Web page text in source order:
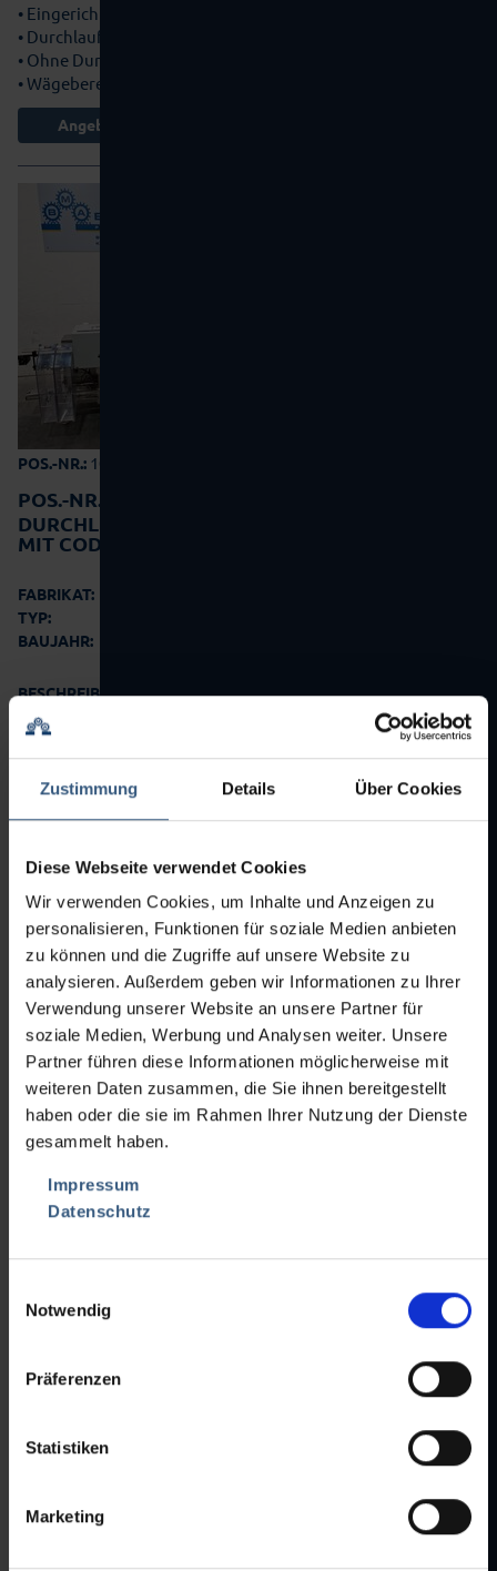
Zustimmung Details Über Cookies
Diese Webseite verwendet Cookies
Wir verwenden Cookies, um Inhalte und Anzeigen zu
personalisieren, Funktionen für soziale Medien anbieten
zu können und die Zugriffe auf unsere Website zu
analysieren. Außerdem geben wir Informationen zu Ihrer
Verwendung unserer Website an unsere Partner für
soziale Medien, Werbung und Analysen weiter. Unsere
Partner führen diese Informationen möglicherweise mit
weiteren Daten zusammen, die Sie ihnen bereitgestellt
haben oder die sie im Rahmen Ihrer Nutzung der Dienste
gesammelt haben.
Impressum
Datenschutz
Notwendig
Präferenzen
Statistiken
Marketing
• Eingerichtet für Flaschen
• Durchlauf mit Taktsternen für Objekt-Ø 24 und 29 mm
• Ohne Durchlaufband
• Wägebereich 2 - 500…
Angebot anfordern
POS.-NR.:10-0222
POS.-NR.:
DURCHLAUFKONTROLLWAAGE FÜR BEHÄLTER
MIT CODIERSTATION
FABRIKAT:
TYP:
BAUJAHR:
BESCHREIBUNG:
Durchlaufkontrollwaage:
• Speziell eingerichtet für Aerosoldosen/Flaschen Ø 23 mm
• Bandlauf von rechts nach links
• Wägezelle…mehr Details
Angebot anfordern
POS.-NR.:
BAND-KONTROLLWAAGE
TYP:
BAUJAHR:
BESCHREIBUNG:
• e=0,1 g
• Bandbreite 190…